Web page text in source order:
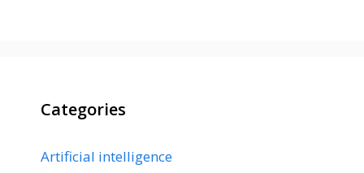
Categories
Artificial intelligence